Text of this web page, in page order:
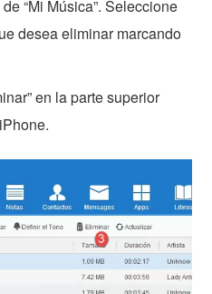
“Mi Música”. Seleccione
desea eliminar marcando
en la parte superior